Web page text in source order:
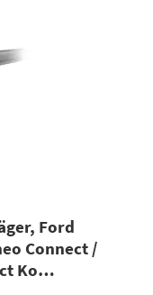
Ford
Connect /
Ko…